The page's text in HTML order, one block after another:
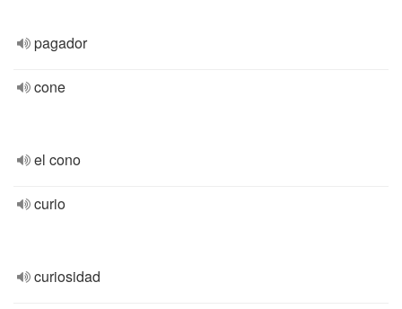
pagador
cone
el cono
curio
curiosidad